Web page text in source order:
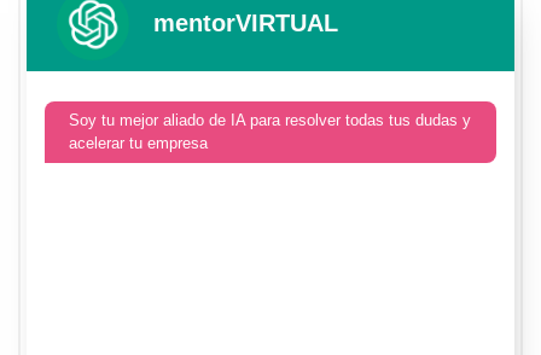
mentorVIRTUAL
Soy tu mejor aliado de IA para resolver todas tus dudas y
acelerar tu empresa